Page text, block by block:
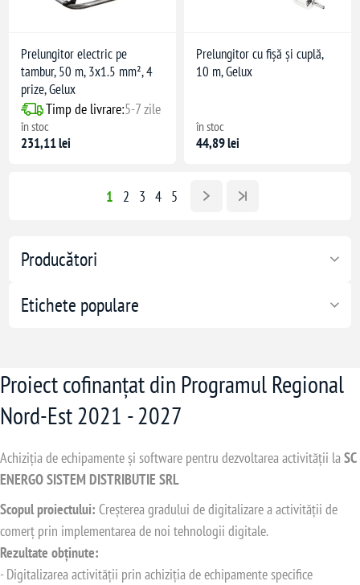
Producători
Etichete populare
Prelungitor electric pe
tambur, 50 m, 3x1.5 mm², 4
prize, Gelux
Timp de livrare:5-7 zile
în stoc
231,11 lei
Prelungitor cu fișă și cuplă,
10 m, Gelux
în stoc
44,89 lei
1 2 3 4 5
Proiect cofinanțat din Programul Regional
Nord-Est 2021 - 2027
Achiziția de echipamente și software pentru dezvoltarea activității laSC
ENERGO SISTEM DISTRIBUTIE SRL
Scopul proiectului: Creșterea gradului de digitalizare a activității de
comerț prin implementarea de noi tehnologii digitale.
Rezultate obținute:
- Digitalizarea activității prin achiziția de echipamente specifice